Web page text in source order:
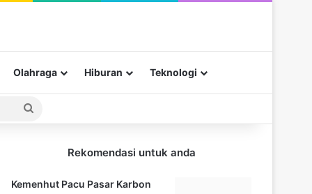
Olahraga Hiburan Teknologi
Rekomendasi untuk anda
Kemenhut Pacu Pasar Karbon